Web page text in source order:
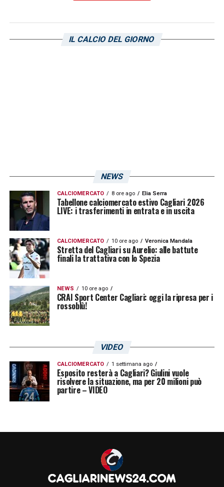
quanto la qualità degli attaccanti e quando
sbaglia, il più delle volte lo fa per eccesso di
IL CALCIO DEL GIORNO
NEWS
CALCIOMERCATO 8 ore ago Elia Serra
Tabellone calciomercato estivo Cagliari 2026
LIVE: i trasferimenti in entrata e in uscita
CALCIOMERCATO 10 ore ago Veronica Mandala
Stretta del Cagliari su Aurelio: alle battute
finali la trattativa con lo Spezia
NEWS 10 ore ago
CRAI Sport Center Cagliari: oggi la ripresa per i
rossoblù!
VIDEO
CALCIOMERCATO 1 settimana ago
Esposito resterà a Cagliari? Giulini vuole
risolvere la situazione, ma per 20 milioni può
partire – VIDEO